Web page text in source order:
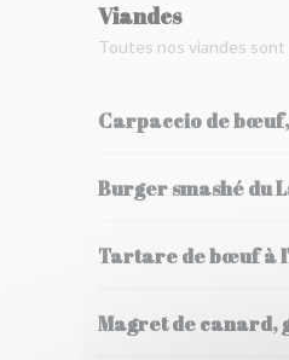
Viandes
Toutes nos viandes sont
Carpaccio de
Burger smashé du
Tartare de bœuf à
Magret de canard,